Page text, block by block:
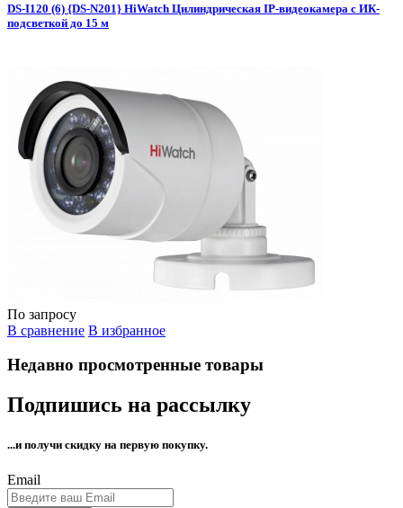
DS-I120 (6) {DS-N201} HiWatch Цилиндрическая IP-видеокамера с ИК-
подсветкой до 15 м
По запросу
В сравнение В избранное
Недавно просмотренные товары
Подпишись на рассылку
...и получи скидку на первую покупку.
Email